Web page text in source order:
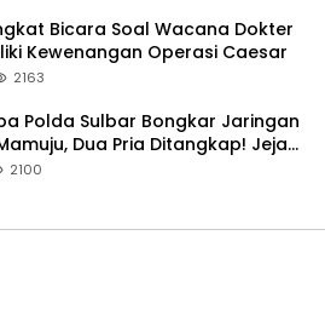
Bicara Soal Wacana Dokter
Kewenangan Operasi Caesar
2163
Polda Sulbar Bongkar Jaringan
Dua Pria Ditangkap! Jejak
2100